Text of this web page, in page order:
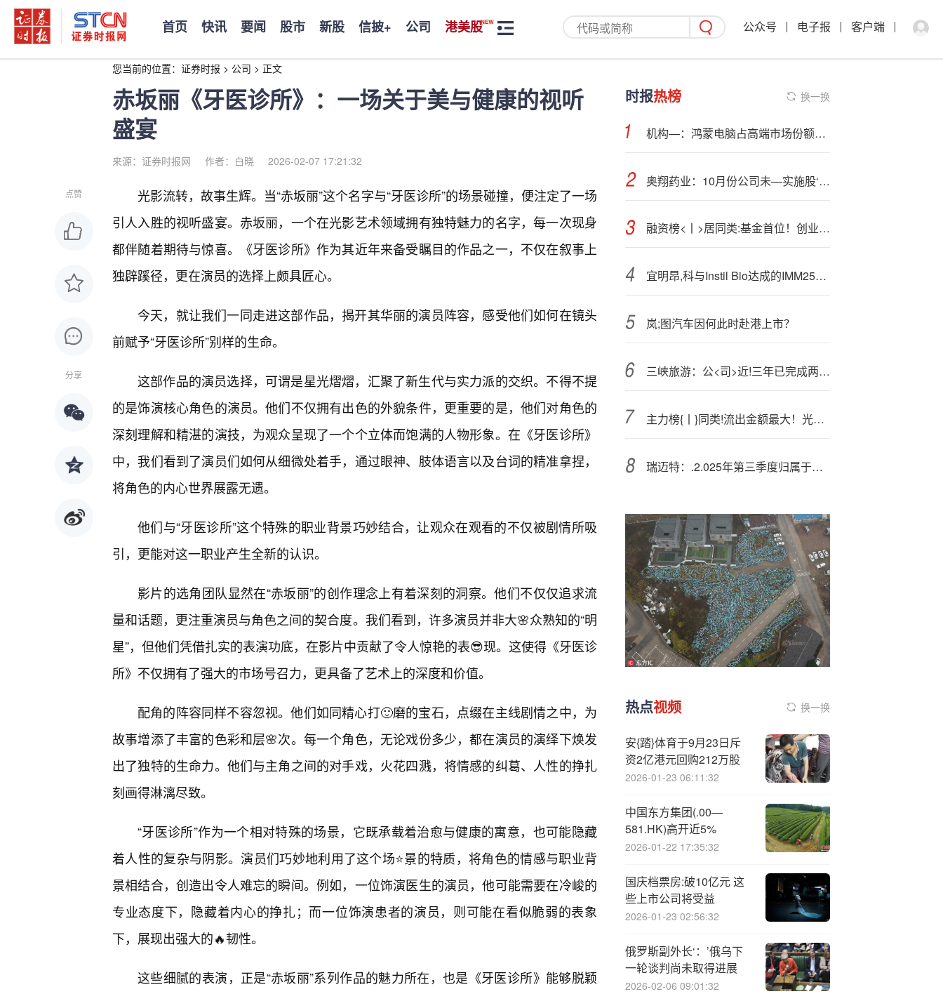
首页 快讯 要闻 股市 新股 信披+ 公司 港美股 公众号 电子报 客户端
您当前的位置： 证券时报 > 公司 > 正文
赤坂丽《牙医诊所》：一场关于美与健康的视听
盛宴
来源：证券时报网 作者：白晓 2026-02-07 17:21:32
点赞
分享
光影流转，故事生辉。当“赤坂丽”这个名字与“牙医诊所”的场景碰撞，便注定了一场
引人入胜的视听盛宴。赤坂丽，一个在光影艺术领域拥有独特魅力的名字，每一次现身
都伴随着期待与惊喜。《牙医诊所》作为其近年来备受瞩目的作品之一，不仅在叙事上
独辟蹊径，更在演员的选择上颇具匠心。
今天，就让我们一同走进这部作品，揭开其华丽的演员阵容，感受他们如何在镜头
前赋予“牙医诊所”别样的生命。
这部作品的演员选择，可谓是星光熠熠，汇聚了新生代与实力派的交织。不得不提
的是饰演核心角色的演员。他们不仅拥有出色的外貌条件，更重要的是，他们对角色的
深刻理解和精湛的演技，为观众呈现了一个个立体而饱满的人物形象。在《牙医诊所》
中，我们看到了演员们如何从细微处着手，通过眼神、肢体语言以及台词的精准拿捏，
将角色的内心世界展露无遗。
他们与“牙医诊所”这个特殊的职业背景巧妙结合，让观众在观看的不仅被剧情所吸
引，更能对这一职业产生全新的认识。
影片的选角团队显然在“赤坂丽”的创作理念上有着深刻的洞察。他们不仅仅追求流
量和话题，更注重演员与角色之间的契合度。我们看到，许多演员并非大🌸众熟知的“明
星”，但他们凭借扎实的表演功底，在影片中贡献了令人惊艳的表😎现。这使得《牙医诊
所》不仅拥有了强大的市场号召力，更具备了艺术上的深度和价值。
配角的阵容同样不容忽视。他们如同精心打🙂磨的宝石，点缀在主线剧情之中，为
故事增添了丰富的色彩和层🌸次。每一个角色，无论戏份多少，都在演员的演绎下焕发
出了独特的生命力。他们与主角之间的对手戏，火花四溅，将情感的纠葛、人性的挣扎
刻画得淋漓尽致。
“牙医诊所”作为一个相对特殊的场景，它既承载着治愈与健康的寓意，也可能隐藏
着人性的复杂与阴影。演员们巧妙地利用了这个场⭐景的特质，将角色的情感与职业背
景相结合，创造出令人难忘的瞬间。例如，一位饰演医生的演员，他可能需要在冷峻的
专业态度下，隐藏着内心的挣扎；而一位饰演患者的演员，则可能在看似脆弱的表象
下，展现出强大的🔥韧性。
这些细腻的表演，正是“赤坂丽”系列作品的魅力所在，也是《牙医诊所》能够脱颖
时报热榜 换一换
机构—：鸿蒙电脑占高端市场份额超 70%，华为折叠电脑重塑 2W + 市场格局
奥翔药业：10月份公司未—实施股‘份’回购
融资榜<丨>居同类:基金首位！创业板50ETF（159949）融资净买入2492.9万元
宜明昂,科与Instil Bio达成的IMM2510及IMM27M合作项目里程碑付款500万美元到账
岚;图汽车因何此时赴港上市？
三峡旅游：公<司>近!三年已完成两次股份回购
主力榜{丨}同类!流出金额最大！光伏ETF（515790）流出2.04亿元
瑞迈特：.2.025年第三季度归属于上市公司股东的净利润同比增长48.61%
热点视频 换一换
安{踏}体育于9月23日斥
资2亿港元回购212万股
2026-01-23 06:11:32
中国东方集团(.00—
581.HK)高开近5%
2026-01-22 17:35:32
国庆档票房:破10亿元 这
些上市公司将受益
2026-01-23 02:56:32
俄罗斯副外长‘：’俄乌下
一轮谈判尚未取得进展
2026-02-06 09:01:32